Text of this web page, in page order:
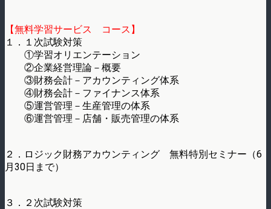
【無料学習サービス コース】
１．１次試験対策
①学習オリエンテーション
②企業経営理論－概要
③財務会計－アカウンティング体系
④財務会計－ファイナンス体系
⑤運営管理－生産管理の体系
⑥運営管理－店舗・販売管理の体系
２．ロジック財務アカウンティング 無料特別セミナー（6
月30日まで）
３．２次試験対策